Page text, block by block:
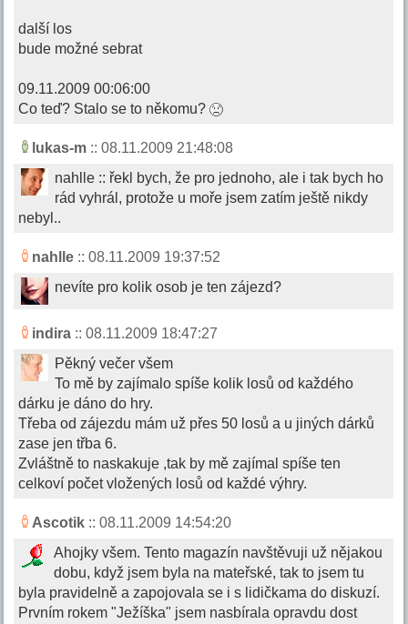
další los
bude možné sebrat
09.11.2009 00:06:00
Co teď? Stalo se to někomu?
lukas-m :: 08.11.2009 21:48:08
nahlle :: řekl bych, že pro jednoho, ale i tak bych ho
rád vyhrál, protože u moře jsem zatím ještě nikdy
nebyl..
nahlle :: 08.11.2009 19:37:52
nevíte pro kolik osob je ten zájezd?
indira :: 08.11.2009 18:47:27
Pěkný večer všem
To mě by zajímalo spíše kolik losů od každého
dárku je dáno do hry.
Třeba od zájezdu mám už přes 50 losů a u jiných dárků
zase jen třba 6.
Zvláštně to naskakuje ,tak by mě zajímal spíše ten
celkoví počet vložených losů od každé výhry.
Ascotik :: 08.11.2009 14:54:20
Ahojky všem. Tento magazín navštěvuji už nějakou
dobu, když jsem byla na mateřské, tak to jsem tu
byla pravidelně a zapojovala se i s lidičkama do diskuzí.
Prvním rokem "Ježíška" jsem nasbírala opravdu dost